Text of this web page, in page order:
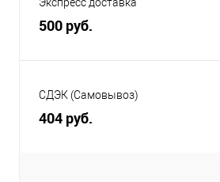
500 руб.
СДЭК (Самовывоз)
404 руб.